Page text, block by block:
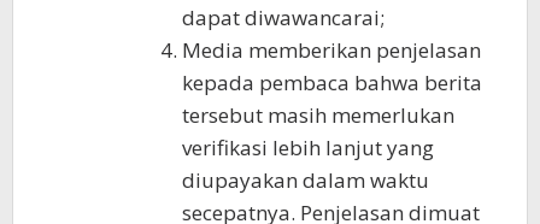
dapat diwawancarai;
Media memberikan penjelasan
kepada pembaca bahwa berita
tersebut masih memerlukan
verifikasi lebih lanjut yang
diupayakan dalam waktu
secepatnya. Penjelasan dimuat